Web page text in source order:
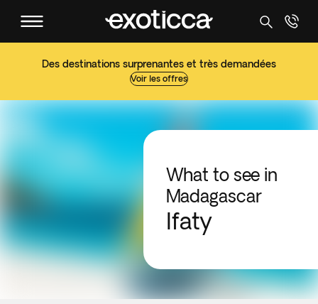
Des destinations surprenantes et très demandées
Voir les offres
What to see in
Madagascar
Ifaty